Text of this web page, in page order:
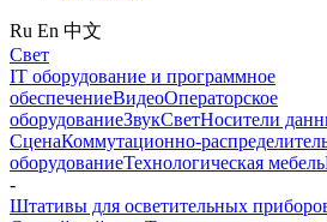
Ru En 中文
Свет
IT оборудование и программное
обеспечениеВидеоОператорское
оборудованиеЗвукСветНосители
СценаКоммутационно-
оборудованиеТехнологическая мебель
-
Штативы для осветительных